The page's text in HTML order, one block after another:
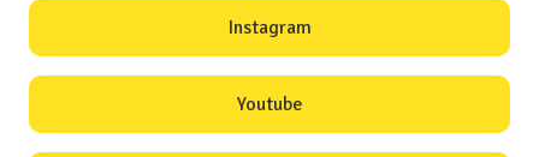
Instagram
Youtube